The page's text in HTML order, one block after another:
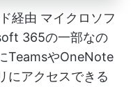
経由 マイクロソフ
365の一部なの
TeamsやOneNote
にアクセスできる